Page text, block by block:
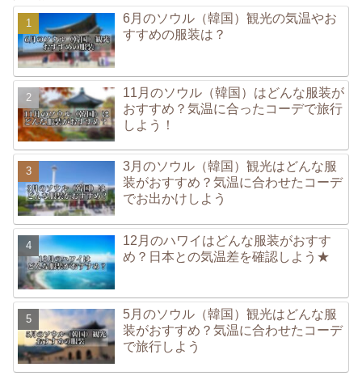
6月のソウル（韓国）観光の気温やお
すすめの服装は？
11月のソウル（韓国）はどんな服装が
おすすめ？気温に合ったコーデで旅行
しよう！
3月のソウル（韓国）観光はどんな服
装がおすすめ？気温に合わせたコーデ
でお出かけしよう
12月のハワイはどんな服装がおすす
め？日本との気温差を確認しよう★
5月のソウル（韓国）観光はどんな服
装がおすすめ？気温に合わせたコーデ
で旅行しよう